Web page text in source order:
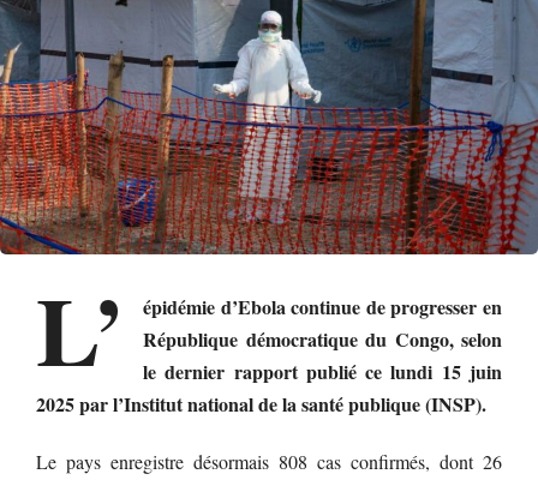
L’
épidémie d’Ebola continue de progresser en
République démocratique du Congo, selon
le dernier rapport publié ce lundi 15 juin
2025 par l’Institut national de la santé publique (INSP).
Le pays enregistre désormais 808 cas confirmés, dont 26